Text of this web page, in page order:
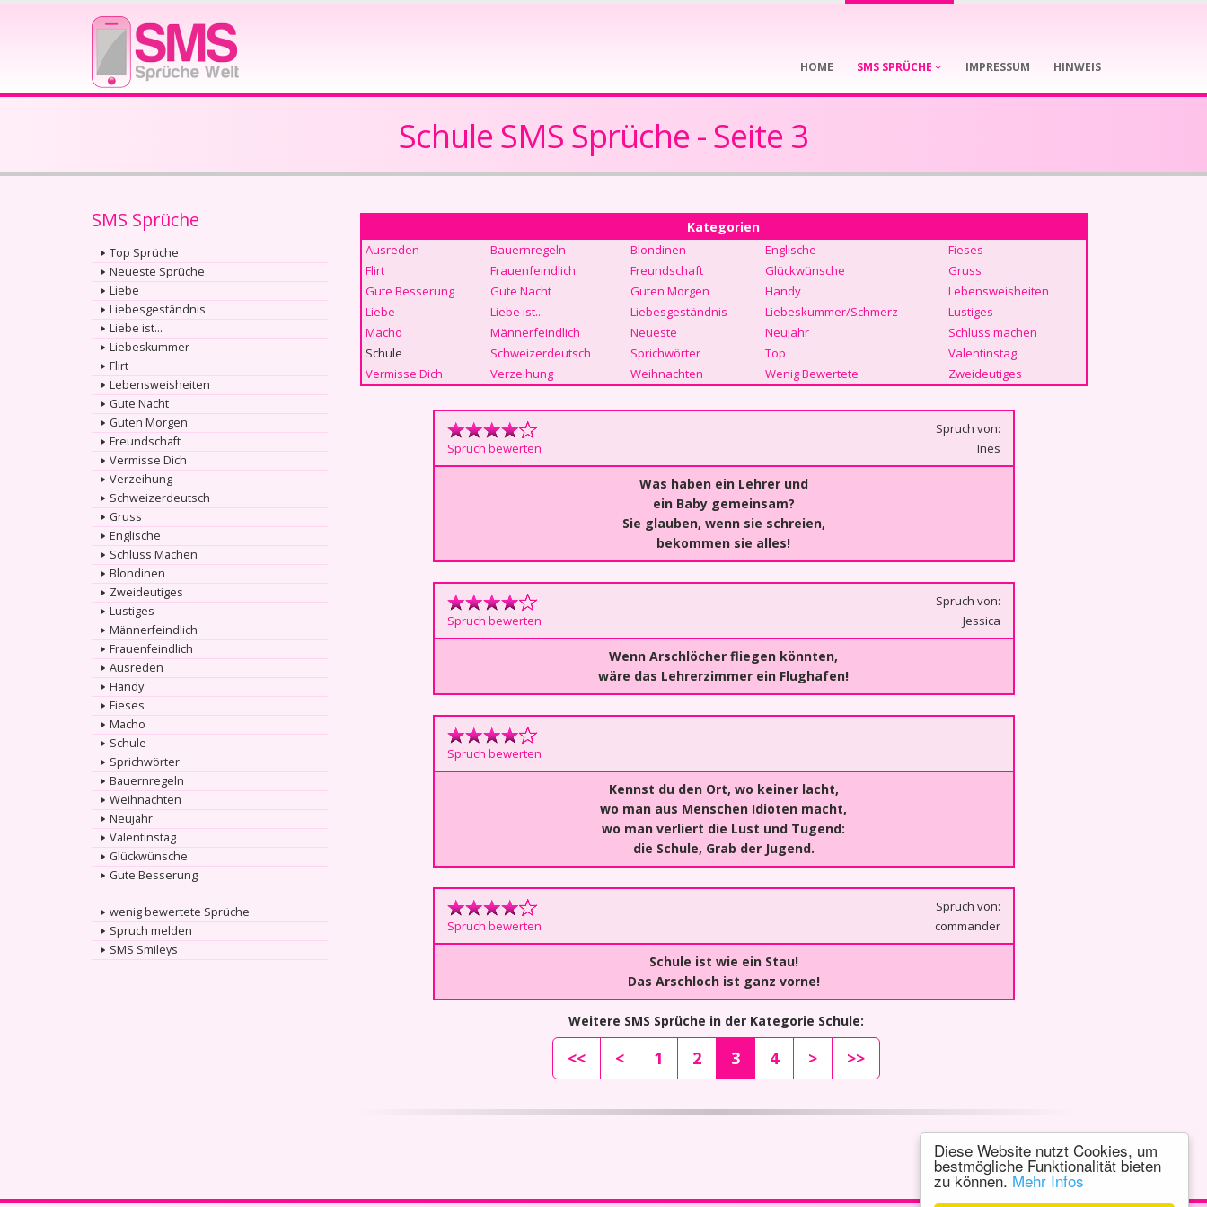
Diese Website nutzt Cookies, um
bestmögliche Funktionalität bieten
zu können. Mehr Infos
HOME SMS SPRÜCHE IMPRESSUM HINWEIS
Schule SMS Sprüche - Seite 3
SMS Sprüche
Top Sprüche
Neueste Sprüche
Liebe
Liebesgeständnis
Liebe ist...
Liebeskummer
Flirt
Lebensweisheiten
Gute Nacht
Guten Morgen
Freundschaft
Vermisse Dich
Verzeihung
Schweizerdeutsch
Gruss
Englische
Schluss Machen
Blondinen
Zweideutiges
Lustiges
Männerfeindlich
Frauenfeindlich
Ausreden
Handy
Fieses
Macho
Schule
Sprichwörter
Bauernregeln
Weihnachten
Neujahr
Valentinstag
Glückwünsche
Gute Besserung
wenig bewertete Sprüche
Spruch melden
SMS Smileys
Kategorien
Ausreden Bauernregeln Blondinen Englische
Fieses
Flirt
Frauenfeindlich Freundschaft Glückwünsche
Gruss
Gute Besserung
Gute Nacht Guten Morgen Handy
Lebensweisheiten
Liebe
Liebe ist... Liebesgeständnis Liebeskummer/Schmerz
Lustiges
Macho
Männerfeindlich Neueste Neujahr
Schluss machen
Schule
Schweizerdeutsch Sprichwörter Top
Valentinstag
Vermisse Dich
Verzeihung Weihnachten Wenig Bewertete Zweideutiges
Spruch bewerten
Spruch von:
Ines
Was haben ein Lehrer und
ein Baby gemeinsam?
Sie glauben, wenn sie schreien,
bekommen sie alles!
Spruch bewerten
Spruch von:
Jessica
Wenn Arschlöcher fliegen könnten,
wäre das Lehrerzimmer ein Flughafen!
Spruch bewerten
Kennst du den Ort, wo keiner lacht,
wo man aus Menschen Idioten macht,
wo man verliert die Lust und Tugend:
die Schule, Grab der Jugend.
Spruch bewerten
Spruch von:
commander
Schule ist wie ein Stau!
Das Arschloch ist ganz vorne!
Weitere SMS Sprüche in der Kategorie Schule:
<< < 1 2 3 4 > >>